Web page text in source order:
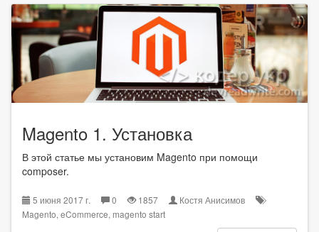
Magento 1. Установка
В этой статье мы установим Magento при помощи
composer.
5 июня 2017 г. 0 1857
Костя Анисимов
Magento, eCommerce, magento start